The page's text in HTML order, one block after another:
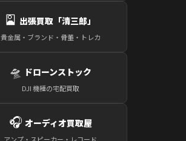
🎴 出張買取「清三郎」
貴金属・ブランド・骨董・トレカ
🛸 ドローンストック
DJI 機種の宅配買取
🎧 オーディオ買取屋
アンプ・スピーカー・レコード